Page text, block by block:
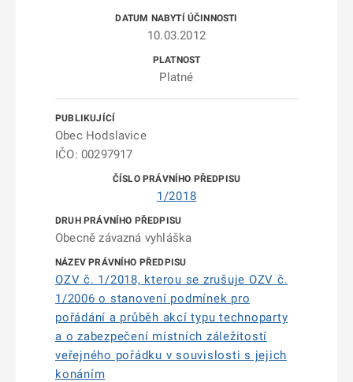
10.03.2012
Platné
Obec Hodslavice
IČO: 00297917
1/2018
Obecně závazná vyhláška
OZV č. 1/2018, kterou se zrušuje OZV č.
1/2006 o stanovení podmínek pro
pořádání a průběh akcí typu technoparty
a o zabezpečení místních záležitostí
veřejného pořádku v souvislosti s jejich
konáním